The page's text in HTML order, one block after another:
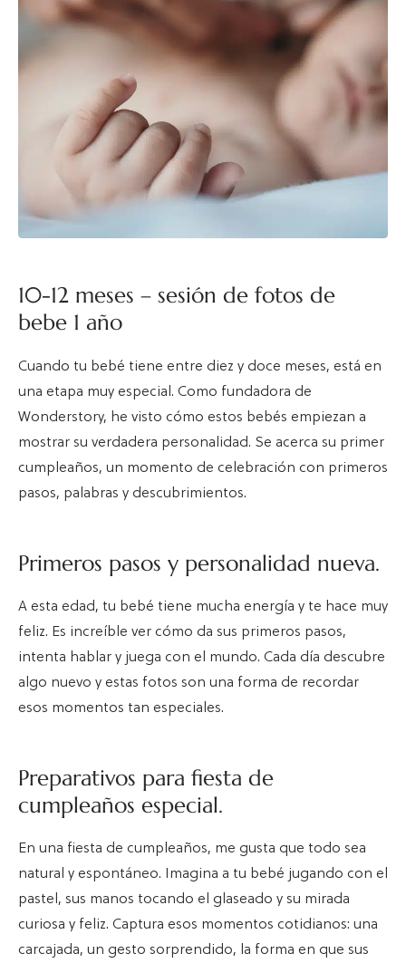
10-12 meses – sesión de fotos de
bebe 1 año
Cuando tu bebé tiene entre diez y doce meses, está en
una etapa muy especial. Como fundadora de
Wonderstory, he visto cómo estos bebés empiezan a
mostrar su verdadera personalidad. Se acerca su primer
cumpleaños, un momento de celebración con primeros
pasos, palabras y descubrimientos.
Primeros pasos y personalidad nueva.
A esta edad, tu bebé tiene mucha energía y te hace muy
feliz. Es increíble ver cómo da sus primeros pasos,
intenta hablar y juega con el mundo. Cada día descubre
algo nuevo y estas fotos son una forma de recordar
esos momentos tan especiales.
Preparativos para fiesta de
cumpleaños especial.
En una fiesta de cumpleaños, me gusta que todo sea
natural y espontáneo. Imagina a tu bebé jugando con el
pastel, sus manos tocando el glaseado y su mirada
curiosa y feliz. Captura esos momentos cotidianos: una
carcajada, un gesto sorprendido, la forma en que sus